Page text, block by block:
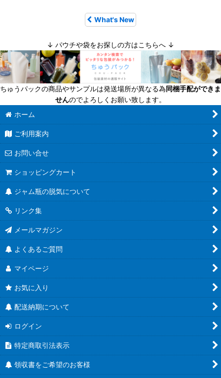
What's New
↓ パウチや袋をお探しの方はこちらへ ↓
ちゅうパックの商品やサンプルは発送場所が異なる為同梱手配ができま
せんのでよろしくお願い致します。
ホーム
ご利用案内
お問い合せ
ショッピングカート
ジャム瓶の脱気について
リンク集
メールマガジン
よくあるご質問
マイページ
お気に入り
配送納期について
ログイン
特定商取引法表示
領収書をご希望のお客様